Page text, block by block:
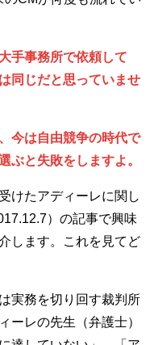
手事務所で依頼して
同じだと思っていませ
今は自由競争の時代で
ぶと失敗をしますよ。
けたアディーレに関し
）の記事で興味
します。これを見てど
実務を切り回す裁判所
ーレの先生（弁護士）